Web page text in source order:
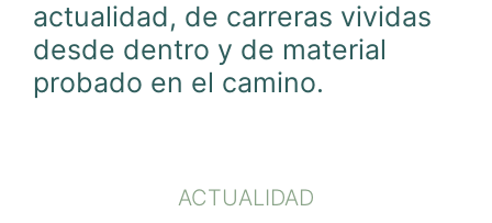
actualidad, de carreras vividas
desde dentro y de material
probado en el camino.
ACTUALIDAD